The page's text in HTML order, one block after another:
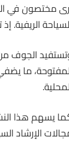
مختصون في
الريفية.
الجوف من
ما يضفي
يسهم هذا
الإرشاد